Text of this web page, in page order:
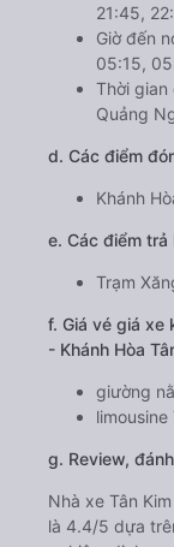
21:45,
Giờ đến
05:15,
Thời gian
Quảng
d. Các điểm
Khánh
e. Các điểm trả
Trạm
f. Giá vé giá xe
- Khánh Hòa
giường
g. Review,
Nhà xe Tân
là 4.4/5 dựa